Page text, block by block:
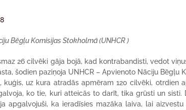
Bēgļu Komisijas Stokholmā (UNHCR )
26 cilvēki gāja bojā, kad kontrabandisti, vedot
šodien paziņoja UNHCR – Apvienoto Nāciju Bēgļu
kuģis, uz kura atradās apmēram 120 cilvēki, otrdien
ko tie, kuri atteicās to darīt, tika grūsti un
apgalvojuši, ka ieradīsies mazāka laiva, lai